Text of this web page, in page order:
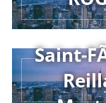
Saint-